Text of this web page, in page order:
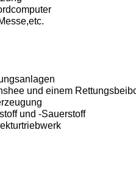
und einem
und -Sauerstoff